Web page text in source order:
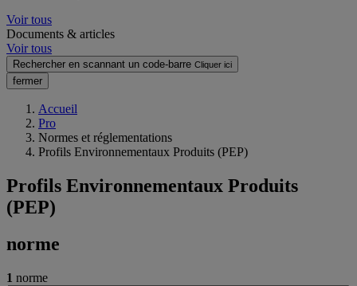
Voir tous
Documents & articles
Voir tous
Rechercher en scannant un code-barre Cliquer ici
fermer
Accueil
Pro
Normes et réglementations
Profils Environnementaux Produits (PEP)
Profils Environnementaux Produits
(PEP)
norme
1 norme